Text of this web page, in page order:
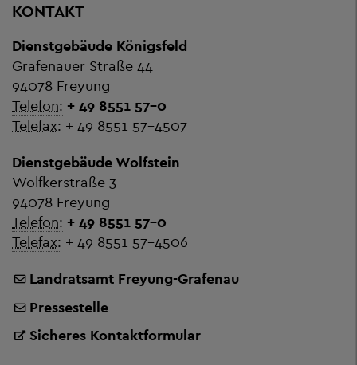
KONTAKT
Dienstgebäude Königsfeld
Grafenauer Straße 44
94078 Freyung
Telefon: + 49 8551 57-0
Telefax: + 49 8551 57-4507
Dienstgebäude Wolfstein
Wolfkerstraße 3
94078 Freyung
Telefon: + 49 8551 57-0
Telefax: + 49 8551 57-4506
Landratsamt Freyung-Grafenau
Pressestelle
Sicheres Kontaktformular